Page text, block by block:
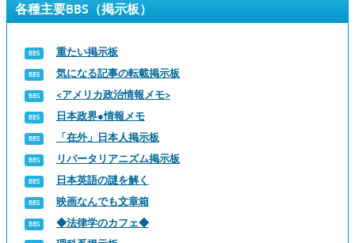
各種主要BBS（掲示板）
重たい掲示板
気になる記事の転載掲示板
<アメリカ政治情報メモ>
日本政界●情報メモ
「在外」日本人掲示板
リバータリアニズム掲示板
日本英語の謎を解く
映画なんでも文章箱
◆法律学のカフェ◆